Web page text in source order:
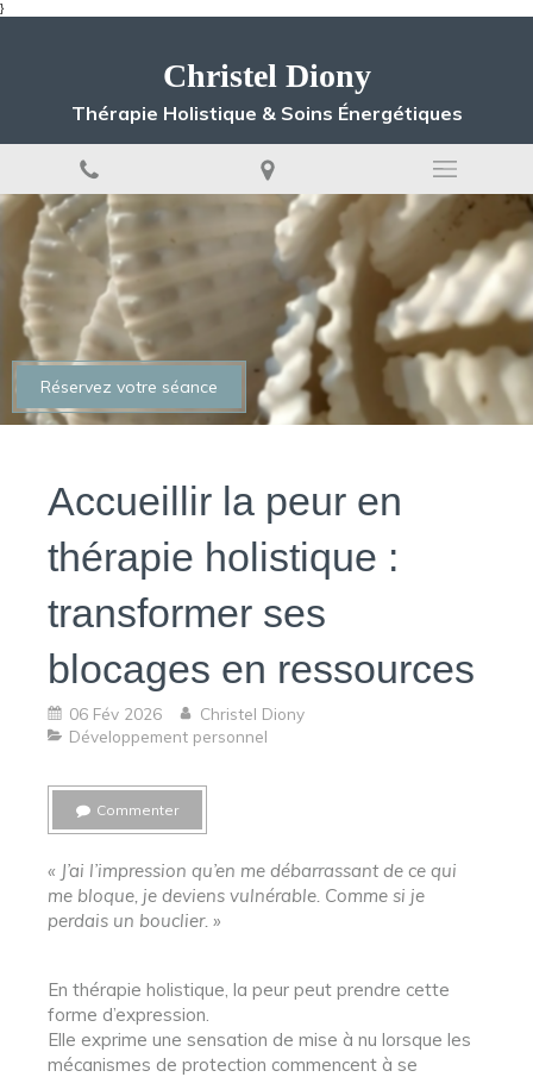
}
Christel Diony
Thérapie Holistique & Soins Énergétiques
Réservez votre séance
Accueillir la peur en
thérapie holistique :
transformer ses
blocages en ressources
06 Fév 2026
Christel Diony
Développement personnel
Commenter
« J’ai l’impression qu’en me débarrassant de ce qui
me bloque, je deviens vulnérable. Comme si je
perdais un bouclier. »
En thérapie holistique, la peur peut prendre cette
forme d’expression.
Elle exprime une sensation de mise à nu lorsque les
mécanismes de protection commencent à se